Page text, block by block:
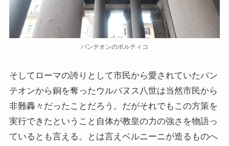
パンテオンのポルティコ
そしてローマの誇りとして市民から愛されていたパン
テオンから銅を奪ったウルバヌス八世は当然市民から
非難轟々だったことだろう。だがそれでもこの方策を
実行できたということ自体が教皇の力の強さを物語っ
ているとも言える。とは言えベルニーニが造るものへ